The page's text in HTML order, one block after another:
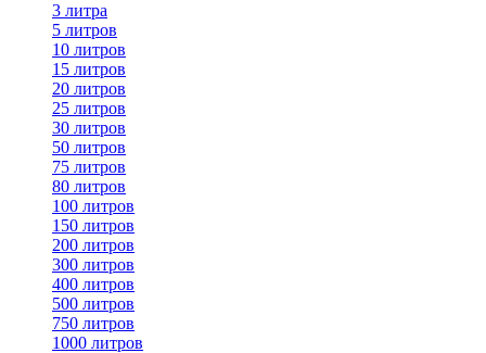
3 литра
5 литров
10 литров
15 литров
20 литров
25 литров
30 литров
50 литров
75 литров
80 литров
100 литров
150 литров
200 литров
300 литров
400 литров
500 литров
750 литров
1000 литров